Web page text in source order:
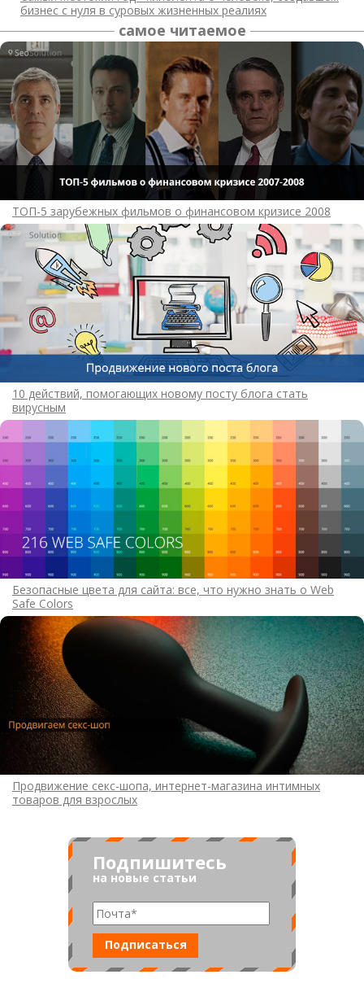
бизнес с нуля в суровых жизненных реалиях
самое читаемое
ТОП-5 зарубежных фильмов о финансовом кризисе 2008
10 действий, помогающих новому посту блога стать
вирусным
Безопасные цвета для сайта: все, что нужно знать о Web
Safe Colors
Продвижение секс-шопа, интернет-магазина интимных
товаров для взрослых
Подпишитесь
на новые статьи